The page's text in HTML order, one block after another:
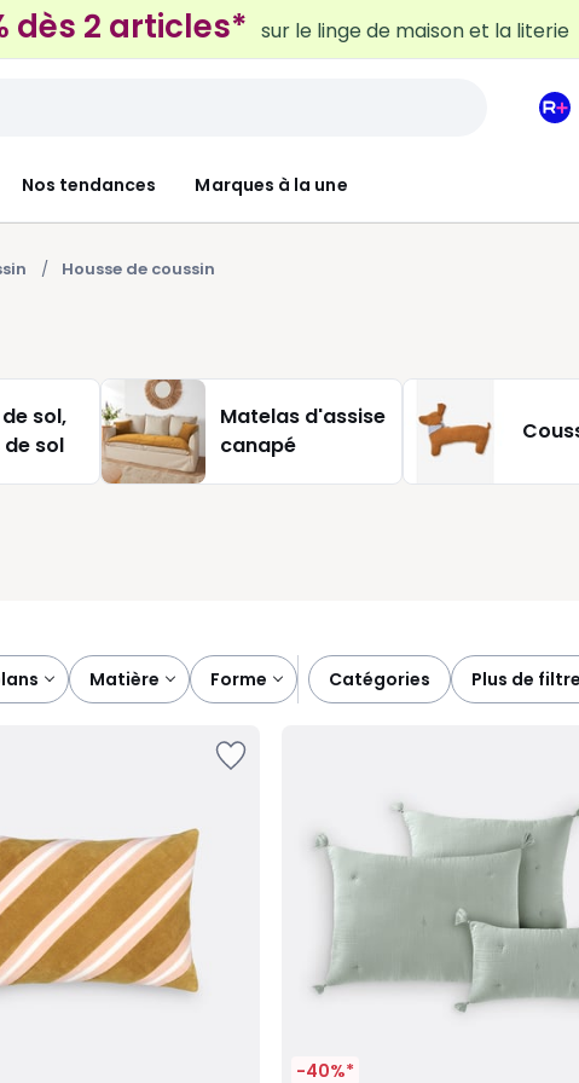
dès 2 articles* sur le linge de maison et la literie
Nos tendances Marques à la une
Mon
Housse de coussin
sol,
sol
Matelas d'assise
canapé
matière forme catégories plus de
-40%*